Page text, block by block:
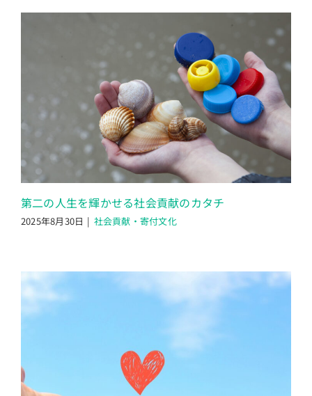
第二の人生を輝かせる社会貢献のカタチ
2025年8月30日 | 社会貢献・寄付文化